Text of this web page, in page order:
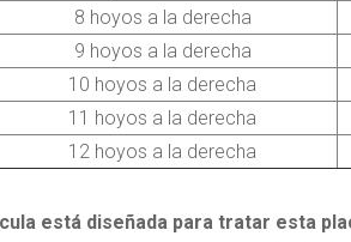
8 hoyos a la derecha
9 hoyos a la derecha
10 hoyos a la derecha
11 hoyos a la derecha
12 hoyos a la derecha
está diseñada para tratar esta